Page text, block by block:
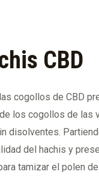
CBD
cogollos de CBD
los cogollos de las
disolventes.
del hachis y
tamizar el polen